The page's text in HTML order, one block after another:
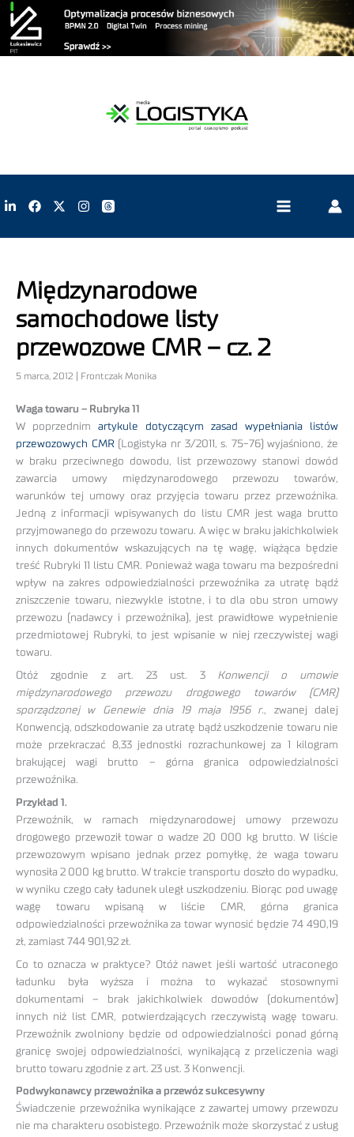
Międzynarodowe
samochodowe listy
przewozowe CMR – cz. 2
5 marca, 2012 | Frontczak Monika
Waga towaru – Rubryka 11
W poprzednim artykule dotyczącym zasad wypełniania listów
przewozowych CMR(Logistyka nr 3/2011, s. 75-76) wyjaśniono, że
w braku przeciwnego dowodu, list przewozowy stanowi dowód
zawarcia umowy międzynarodowego przewozu towarów,
warunków tej umowy oraz przyjęcia towaru przez przewoźnika.
Jedną z informacji wpisywanych do listu CMR jest waga brutto
przyjmowanego do przewozu towaru. A więc w braku jakichkolwiek
innych dokumentów wskazujących na tę wagę, wiążąca będzie
treść Rubryki 11 listu CMR. Ponieważ waga towaru ma bezpośredni
wpływ na zakres odpowiedzialności przewoźnika za utratę bądź
zniszczenie towaru, niezwykle istotne, i to dla obu stron umowy
przewozu (nadawcy i przewoźnika), jest prawidłowe wypełnienie
przedmiotowej Rubryki, to jest wpisanie w niej rzeczywistej wagi
towaru.
Otóż zgodnie z art. 23 ust. 3 Konwencji o umowie
międzynarodowego przewozu drogowego towarów (CMR)
sporządzonej w Genewie dnia 19 maja 1956 r., zwanej dalej
Konwencją, odszkodowanie za utratę bądź uszkodzenie towaru nie
może przekraczać 8,33 jednostki rozrachunkowej za 1 kilogram
brakującej wagi brutto – górna granica odpowiedzialności
przewoźnika.
Przykład 1.
Przewoźnik, w ramach międzynarodowej umowy przewozu
drogowego przewoził towar o wadze 20 000 kg brutto. W liście
przewozowym wpisano jednak przez pomyłkę, że waga towaru
wynosiła 2 000 kg brutto. W trakcie transportu doszło do wypadku,
w wyniku czego cały ładunek uległ uszkodzeniu. Biorąc pod uwagę
wagę towaru wpisaną w liście CMR, górna granica
odpowiedzialności przewoźnika za towar wynosić będzie 74 490,19
zł, zamiast 744 901,92 zł.
Co to oznacza w praktyce? Otóż nawet jeśli wartość utraconego
ładunku była wyższa i można to wykazać stosownymi
dokumentami – brak jakichkolwiek dowodów (dokumentów)
innych niż list CMR, potwierdzających rzeczywistą wagę towaru.
Przewoźnik zwolniony będzie od odpowiedzialności ponad górną
granicę swojej odpowiedzialności, wynikającą z przeliczenia wagi
brutto towaru zgodnie z art. 23 ust. 3 Konwencji.
Podwykonawcy przewoźnika a przewóz sukcesywny
Świadczenie przewoźnika wynikające z zawartej umowy przewozu
nie ma charakteru osobistego. Przewoźnik może skorzystać z usług